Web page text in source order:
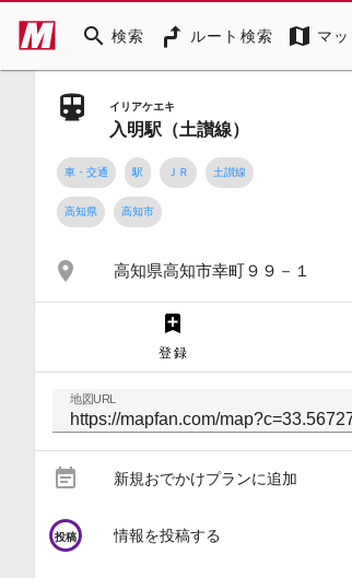
search 検索 ルート検索 map マ
イリアケエキ
入明駅（土讃線）
車・交通 駅 ＪＲ 土讃線
高知県 高知市
place 高知県高知市幸町９９－１
登録
地図URL
event_note 新規おでかけプランに追加
circle
投稿 情報を投稿する